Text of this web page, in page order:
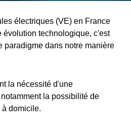
électriques (VE) en France
évolution technologique, c'est
paradigme dans notre manière
la nécessité d'une
la possibilité de
domicile.